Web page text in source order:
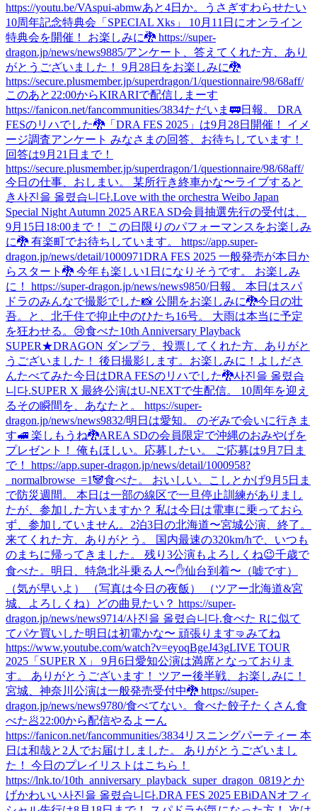
https://youtu.be/VAspui-abmwあと4日か。
うさぎすわらせたい
10周年記念特典会「SPECIAL Xks」 10月11日にオンライン
特典会を開催！ お楽しみに🐉 https://super-
dragon.jp/news/news9885/アンケート、答えてくれた方、あり
がとうございました！ 9月28日をお楽しみに🐉
https://secure.plusmember.jp/superdragon/1/questionnaire/98/68aff/
このあと22:00からKIRARIで配信しまーす
https://fanicon.net/fancommunities/3834ただいま🚃日報。 DRA
FESのリハでした🐉 「DRA FES 2025」は9月28日開催！ イメ
ージ調査アンケート みなさまの回答、お待ちしています！
回答は9月21日まで！
https://secure.plusmember.jp/superdragon/1/questionnaire/98/68aff/
今日の仕事、おしまい。 某所行き終車かな〜ライブすると
き사진을 올렸습니다.Love with the orchestra Weibo Japan
Special Night Autumn 2025 AREA SD会員抽選先行の受付は、
9月15日18:00まで！ この日限りのパフォーマンスをお楽しみ
に🐉 有楽町でお待ちしています。 https://app.super-
dragon.jp/news/detail/1000971DRA FES 2025 一般発売が本日か
らスタート🐉 今年も楽しい1日になりそうです。 お楽しみ
に！ https://super-dragon.jp/news/news9850/日報。 本日はスパ
ドラのみんなで撮影でした📸 公開をお楽しみに🐉今日の壮
吾。と、北千住で抑止中のひたち16号。 大雨は本当に予定
を狂わせる。😢食べた10th Anniversary Playback
SUPER★DRAGON ダンプラ、投票してくれた方、ありがと
うございました！ 後日撮影します。お楽しみに！ よしださ
んたべてみた今日はDRA FESのリハでした🐉사진을 올렸습
니다.SUPER X 最終公演はU-NEXTで生配信。 10周年を迎え
るその瞬間を、あなたと。 https://super-
dragon.jp/news/news9832/明日は愛知。 のぞみで会いに行きま
す🚅 楽しもうね🐉AREA SDの会員限定で沖縄のおみやげを
プレゼント！ 俺もほしい。応募したい。 ご応募は9月7日ま
で！ https://app.super-dragon.jp/news/detail/1000958?
_normalbrowse_=1🐼食べた。 おいしい。 こしとかげ9月5日ま
で防災週間。 本日は一部の線区で一旦停止訓練がありまし
たが、参加した方いますか？ 私は今日は電車に乗っておら
ず、参加していません。 2泊3日の北海道〜宮城公演、終了。
来てくれた方、ありがとう。 国内最速の320km/hで、いつも
のまちに帰ってきました。 残り3公演もよろしくね😉千歳で
食べた。 明日、特急北斗乗る人〜✋仙台到着〜（嘘です）
（気が早いよ） （写真は今日の夜飯） （ツアー北海道&宮
城、よろしくね）
どの曲見たい？ https://super-
dragon.jp/news/news9714/사진을 올렸습니다.食べた Rに似て
てパケ買いした明日は初電かな〜 頑張ります🤜 みてね
https://www.youtube.com/watch?v=eyoqBgeJ43gLIVE TOUR
2025「SUPER X」 9月6日愛知公演は満席となっておりま
す。 ありがとうございます！ ツアー後半戦、お楽しみに！
宮城、神奈川公演は一般発売受付中🐉 https://super-
dragon.jp/news/news9780/食べてない。 食べた餃子たくさん食
べた🥟22:00から配信やるよーん
https://fanicon.net/fancommunities/3834リスニングパーティー 本
日は和哉と2人でお届けしました。 ありがとうございまし
た！ 今日のプレイリストはこちら！
https://lnk.to/10th_anniversary_playback_super_dragon_0819とか
げかわいい사진을 올렸습니다.DRA FES 2025 EBiDANオフィ